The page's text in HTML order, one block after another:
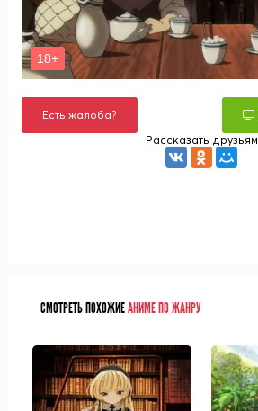
Есть жалоба?
Рассказать друзьям
СМОТРЕТЬ ПОХОЖИЕАНИМЕ ПО ЖАНРУ